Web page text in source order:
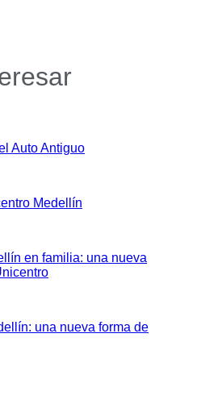
Auto Antiguo
Medellín
en familia: una nueva
una nueva forma de